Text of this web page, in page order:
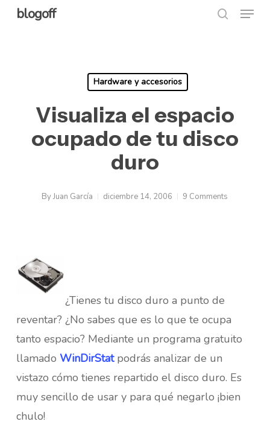
Skipblogoff Menu
Hardware y accesorios
Visualiza el espacio
ocupado de tu disco
duro
ByJuan García diciembre 14, 2006 9 Comments
¿Tienes tu disco duro a punto de
reventar? ¿No sabes que es lo que te ocupa
tanto espacio? Mediante un programa gratuito
llamado WinDirStatpodrás analizar de un
vistazo cómo tienes repartido el disco duro. Es
muy sencillo de usar y para qué negarlo ¡bien
chulo!